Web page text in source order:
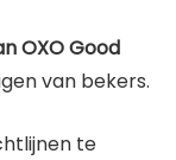
OXO Good
van bekers.
te